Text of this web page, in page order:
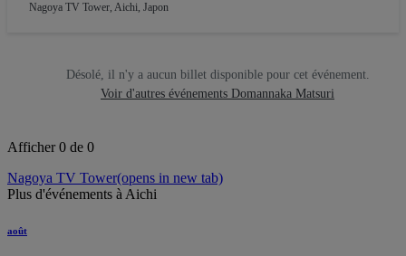
Nagoya TV Tower, Aichi, Japon
Désolé, il n'y a aucun billet disponible pour cet événement.
Voir d'autres événements Domannaka Matsuri
Afficher 0 de 0
Nagoya TV Tower(opens in new tab)
Plus d'événements à Aichi
août